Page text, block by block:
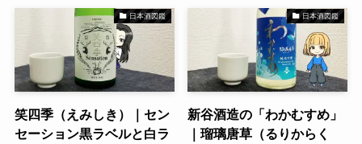
日本酒図鑑
笑四季（えみしき）｜セン
セーション黒ラベルと白ラ
日本酒図鑑
新谷酒造の「わかむすめ」
｜瑠璃唐草（るりからく